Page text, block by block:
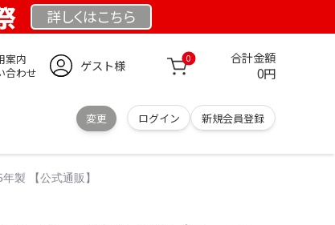
詳しくはこちら
案内
合わせ
ゲスト様 0 合計金額
0円
変更 ログイン 新規会員登録
製 【公式通販】